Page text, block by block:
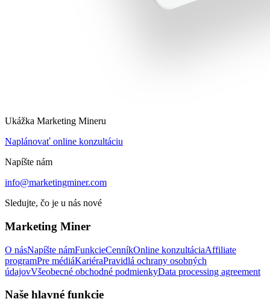
Ukážka Marketing Mineru
Naplánovať online konzultáciu
Napíšte nám
info@marketingminer.com
Sledujte, čo je u nás nové
Marketing Miner
O násNapíšte námFunkcieCenníkOnline konzultáciaAffiliate
programPre médiáKariéraPravidlá ochrany osobných
údajovVšeobecné obchodné podmienkyData processing agreement
Naše hlavné funkcie